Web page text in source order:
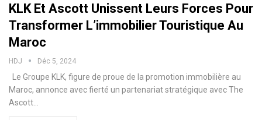
KLK Et Ascott Unissent Leurs Forces Pour
Transformer L’immobilier Touristique Au
Maroc
HDJ Déc 5, 2024
Le Groupe KLK, figure de proue de la promotion immobilière au
Maroc, annonce avec fierté un partenariat stratégique avec The
Ascott…